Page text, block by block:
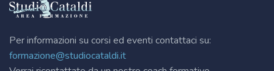
Per informazioni su corsi ed eventi contattaci su:
formazione@studiocataldi.it